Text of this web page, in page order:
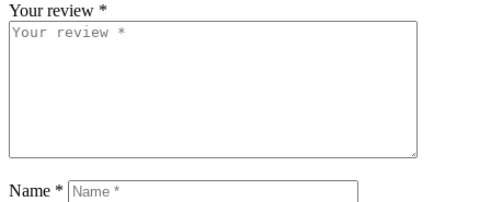
Your review *
Name *